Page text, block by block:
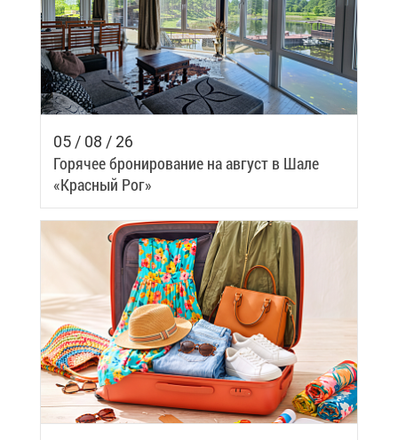
05 / 08 / 26
Го­ря­чее бро­ни­ро­ва­ние на ав­густ в Ша­ле
«Крас­ный Рог»